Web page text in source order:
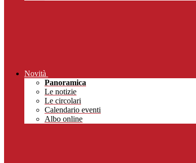
Novità
Panoramica
Le notizie
Le circolari
Calendario eventi
Albo online